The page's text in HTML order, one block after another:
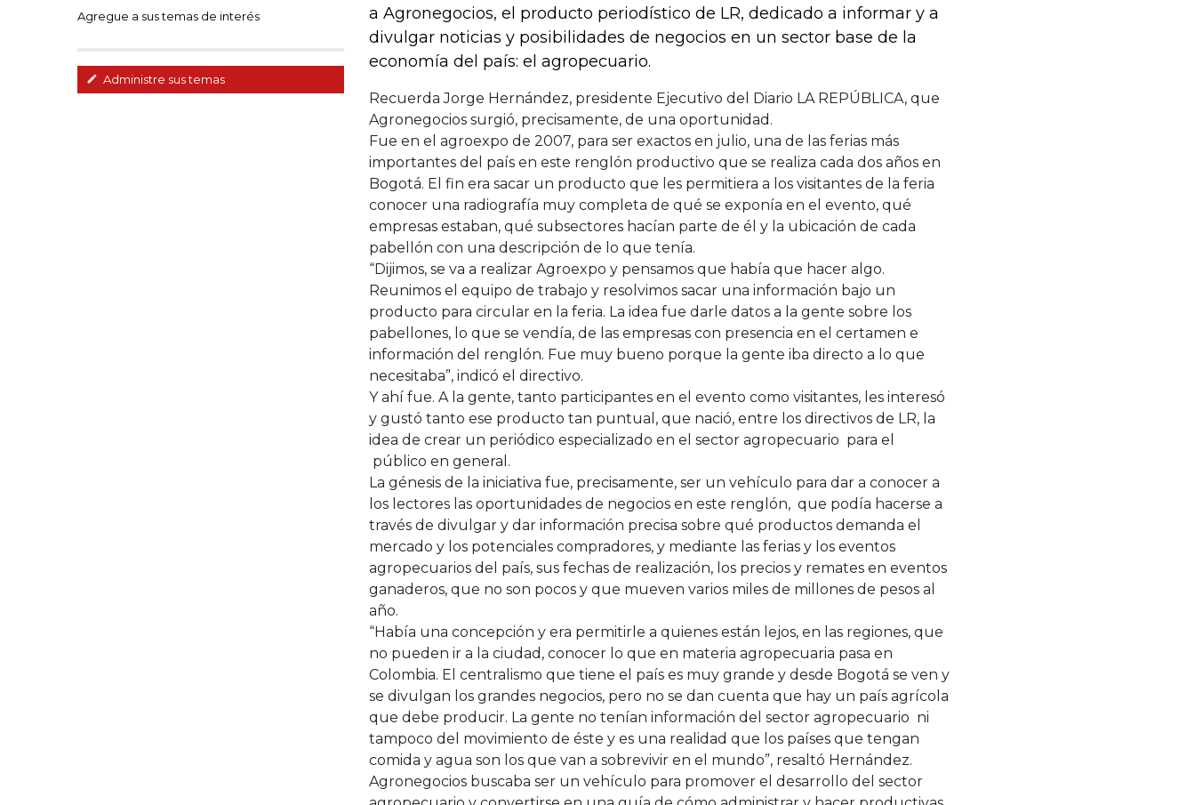
Agregue a sus temas de interés
Administre sus temas
a Agronegocios, el producto periodístico de LR, dedicado a informar y a
divulgar noticias y posibilidades de negocios en un sector base de la
economía del país: el agropecuario.
Recuerda Jorge Hernández, presidente Ejecutivo del Diario LA REPÚBLICA, que
Agronegocios surgió, precisamente, de una oportunidad.
Fue en el agroexpo de 2007, para ser exactos en julio, una de las ferias más
importantes del país en este renglón productivo que se realiza cada dos años en
Bogotá. El fin era sacar un producto que les permitiera a los visitantes de la feria
conocer una radiografía muy completa de qué se exponía en el evento, qué
empresas estaban, qué subsectores hacían parte de él y la ubicación de cada
pabellón con una descripción de lo que tenía.
“Dijimos, se va a realizar Agroexpo y pensamos que había que hacer algo.
Reunimos el equipo de trabajo y resolvimos sacar una información bajo un
producto para circular en la feria. La idea fue darle datos a la gente sobre los
pabellones, lo que se vendía, de las empresas con presencia en el certamen e
información del renglón. Fue muy bueno porque la gente iba directo a lo que
necesitaba”, indicó el directivo.
Y ahí fue. A la gente, tanto participantes en el evento como visitantes, les interesó
y gustó tanto ese producto tan puntual, que nació, entre los directivos de LR, la
idea de crear un periódico especializado en el sector agropecuario para el
público en general.
La génesis de la iniciativa fue, precisamente, ser un vehículo para dar a conocer a
los lectores las oportunidades de negocios en este renglón, que podía hacerse a
través de divulgar y dar información precisa sobre qué productos demanda el
mercado y los potenciales compradores, y mediante las ferias y los eventos
agropecuarios del país, sus fechas de realización, los precios y remates en eventos
ganaderos, que no son pocos y que mueven varios miles de millones de pesos al
año.
“Había una concepción y era permitirle a quienes están lejos, en las regiones, que
no pueden ir a la ciudad, conocer lo que en materia agropecuaria pasa en
Colombia. El centralismo que tiene el país es muy grande y desde Bogotá se ven y
se divulgan los grandes negocios, pero no se dan cuenta que hay un país agrícola
que debe producir. La gente no tenían información del sector agropecuario ni
tampoco del movimiento de éste y es una realidad que los países que tengan
comida y agua son los que van a sobrevivir en el mundo”, resaltó Hernández.
Agronegocios buscaba ser un vehículo para promover el desarrollo del sector